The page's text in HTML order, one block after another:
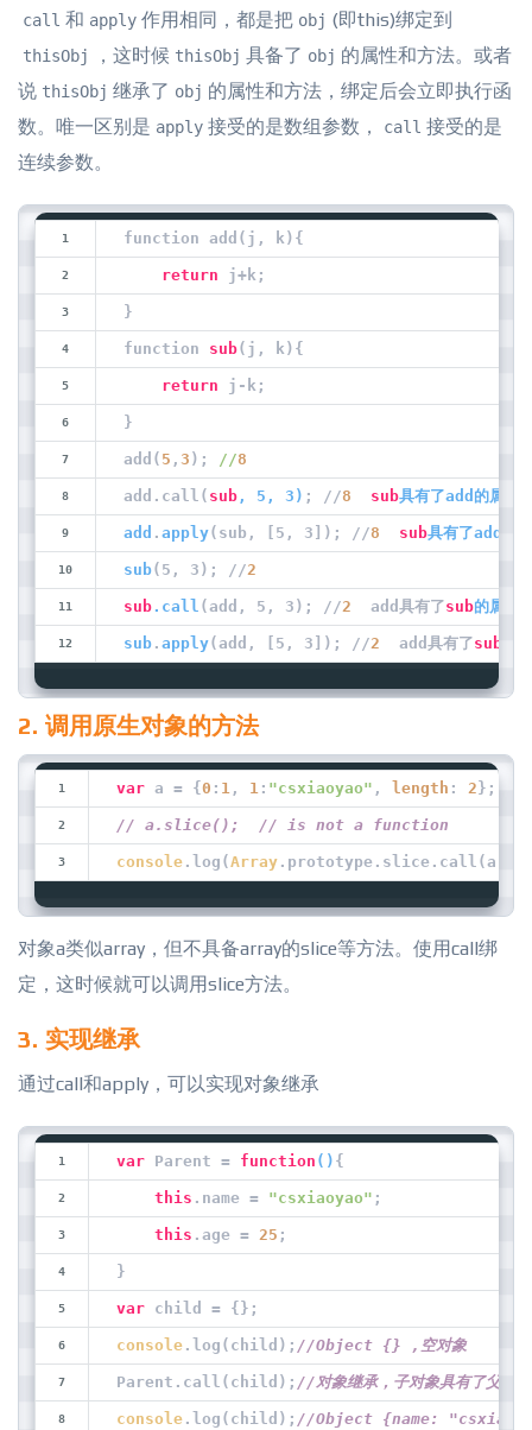
call 和 apply 作用相同，都是把 obj (即this)绑定到
thisObj ，这时候 thisObj 具备了 obj 的属性和方法。或者
说 thisObj 继承了 obj 的属性和方法，绑定后会立即执行函
数。唯一区别是 apply 接受的是数组参数， call 接受的是
连续参数。
function add(j, k){
return j+k;
}
function sub(j, k){
return j-k;
}
add( 5 , 3 ); //8
add.call( sub, 5, 3) ; //8 sub具有了add 的属性
add . apply(sub, [5, 3]); //8 sub具有了add
sub(5, 3); //2
sub. call (add, 5, 3); //2
  add具有了
sub的属性
sub. apply(add, [5, 3]); //2
  add具有了
sub
2. 调用原生对象的方法
var a = { 0 : 1, 1: "csxiaoyao" , length : 2 };
// a.slice();  // is not a function
console.log( Array.prototype.slice.call(a));
对象a类似array，但不具备array的slice等方法。使用call绑
定，这时候就可以调用slice方法。
3. 实现继承
通过call和apply，可以实现对象继承
var Parent = function ( ) {
this .name = "csxiaoyao" ;
this .age = 25 ;
}
var child = {};
console.log(child); //Object {} ,空对象
Parent.call(child); //对象继承，子对象具有了父对
console.log(child); //Object {name: